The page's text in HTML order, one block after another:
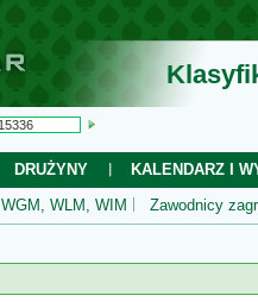
DRUŻYNY
KALENDARZ I
WGM, WLM, WIM Zawodnicy